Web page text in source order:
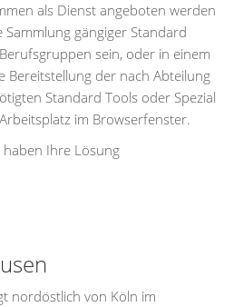
als Dienst angeboten werden
Sammlung gängiger Standard
sein, oder in einem
Bereitstellung der nach Abteilung
Standard Tools oder Spezial
im Browserfenster.
haben Ihre Lösung
nordöstlich von Köln im